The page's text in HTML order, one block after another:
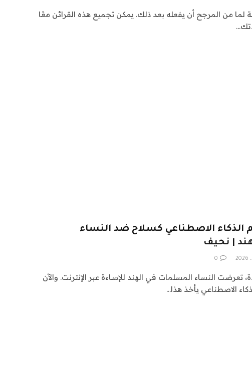
لما من المرجح أن يفعله بعد ذلك. يمكن تجميع هذه القرائن معًا
الذكاء الاصطناعي كسلاح ضد النساء
| نحيف
0
تعرضت النساء المسلمات في الهند للإساءة عبر الإنترنت. والآن
الاصطناعي يأخذ هذا…